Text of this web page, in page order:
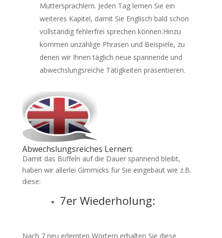
Muttersprachlern. Jeden Tag lernen Sie ein
weiteres Kapitel, damit Sie Englisch bald schon
vollständig fehlerfrei sprechen können.Hinzu
kommen unzählige Phrasen und Beispiele, zu
denen wir Ihnen täglich neue spannende und
abwechslungsreiche Tätigkeiten präsentieren.
Abwechslungsreiches Lernen:
Damit das Büffeln auf die Dauer spannend bleibt,
haben wir allerlei Gimmicks für Sie eingebaut wie z.B.
diese:
7er Wiederholung:
Nach 7 neu erlernten Wörtern erhalten Sie diese